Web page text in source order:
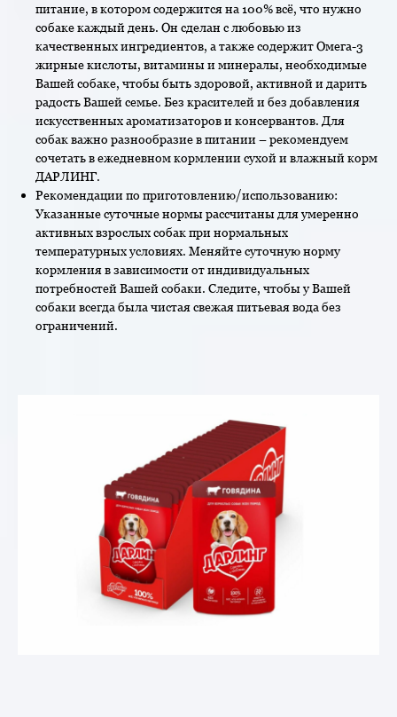
питание, в котором содержится на 100% всё, что нужно
собаке каждый день. Он сделан с любовью из
качественных ингредиентов, а также содержит Омега-3
жирные кислоты, витамины и минералы, необходимые
Вашей собаке, чтобы быть здоровой, активной и дарить
радость Вашей семье. Без красителей и без добавления
искусственных ароматизаторов и консервантов. Для
собак важно разнообразие в питании – рекомендуем
сочетать в ежедневном кормлении сухой и влажный корм
ДАРЛИНГ.
Рекомендации по приготовлению/использованию:
Указанные суточные нормы рассчитаны для умеренно
активных взрослых собак при нормальных
температурных условиях. Меняйте суточную норму
кормления в зависимости от индивидуальных
потребностей Вашей собаки. Следите, чтобы у Вашей
собаки всегда была чистая свежая питьевая вода без
ограничений.